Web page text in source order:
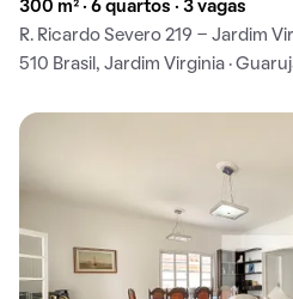
300 m² · 6 quartos · 3 vagas
R. Ricardo Severo 219 - Jardim
510 Brasil, Jardim Virginia ·